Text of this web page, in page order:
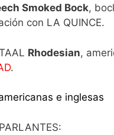
Smoked Bock,
con LA QUINCE.
Rhodesian,
.